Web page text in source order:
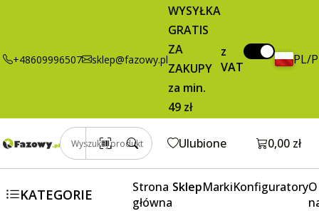
+48609996507 sklep@fazowy.pl
WYSYŁKA
GRATIS
ZA
ZAKUPY
za min.
49 zł
z
VAT
PL/
Wyszukaj produkt Ulubione Otwórz
0,00 zł
KATEGORIE
Strona
główna
SklepMarkiKonfiguratoryO
Kremowy
brutto / szt. Dodaj do koszyka